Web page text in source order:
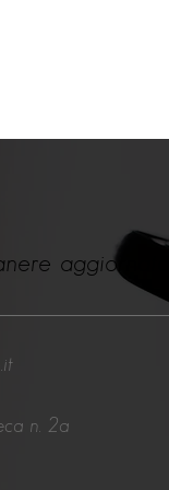
aggiornato
n. 2a